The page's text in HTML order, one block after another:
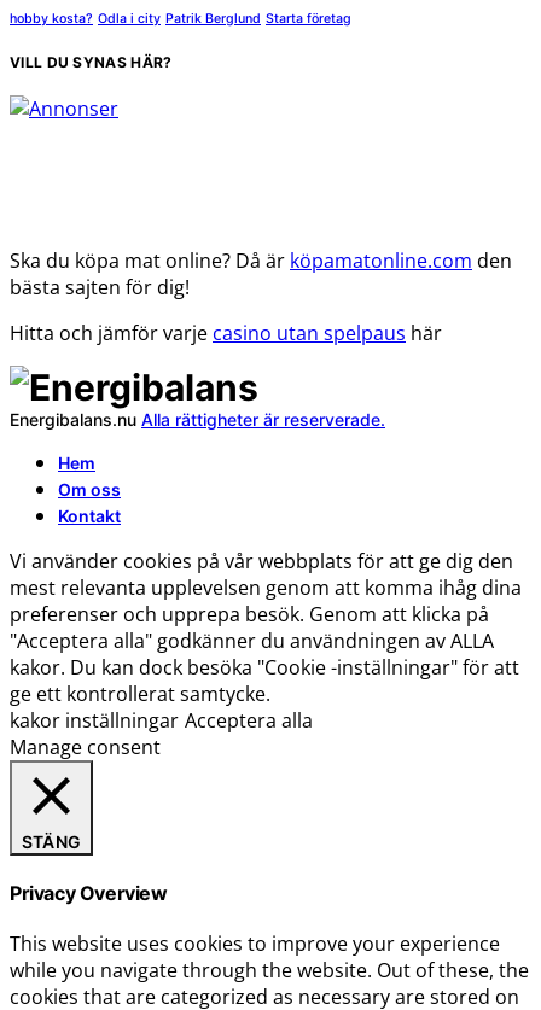
hobby kosta? Odla i city Patrik Berglund Starta företag
VILL DU SYNAS HÄR?
Ska du köpa mat online? Då är köpamatonline.com den
bästa sajten för dig!
Hitta och jämför varje casino utan spelpaus här
Energibalans.nu Alla rättigheter är reserverade.
Hem
Om oss
Kontakt
Vi använder cookies på vår webbplats för att ge dig den
mest relevanta upplevelsen genom att komma ihåg dina
preferenser och upprepa besök. Genom att klicka på
"Acceptera alla" godkänner du användningen av ALLA
kakor. Du kan dock besöka "Cookie -inställningar" för att
ge ett kontrollerat samtycke.
kakor inställningar Acceptera alla
Manage consent
STÄNG
Privacy Overview
This website uses cookies to improve your experience
while you navigate through the website. Out of these, the
cookies that are categorized as necessary are stored on